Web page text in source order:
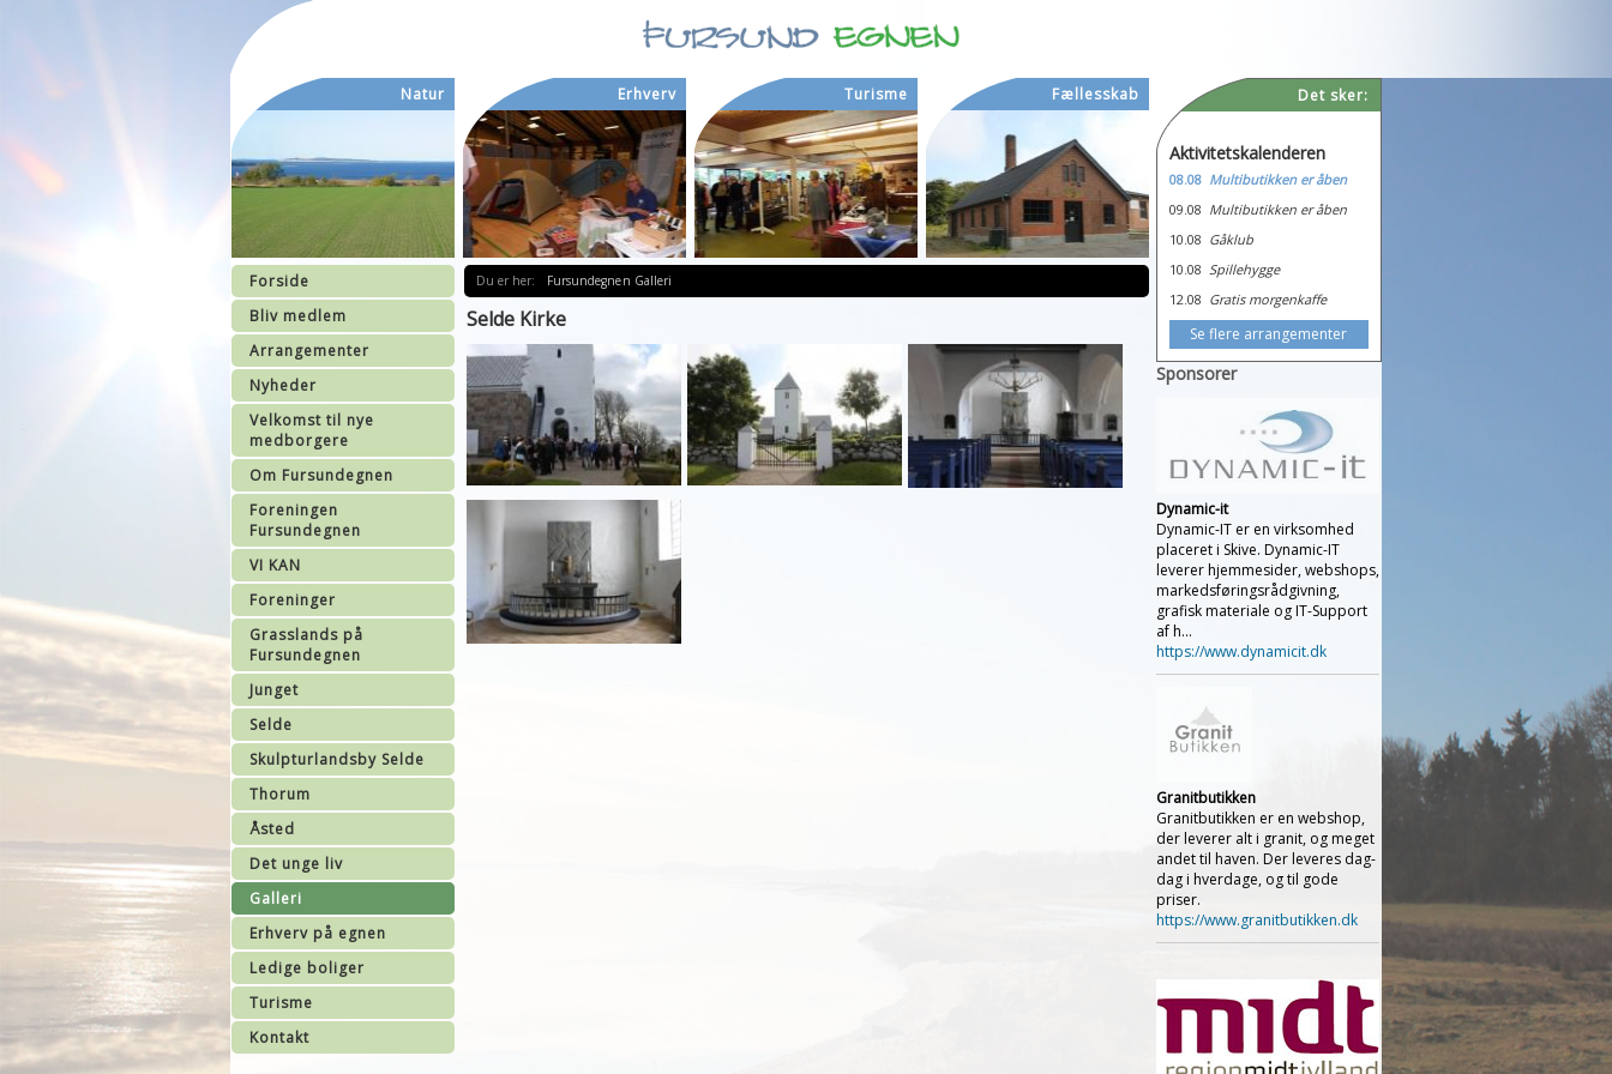
Selde Kirke
Forside
Bliv medlem
Arrangementer
Nyheder
Velkomst til nye
medborgere
Om Fursundegnen
Foreningen
Fursundegnen
VI KAN
Foreninger
Grasslands på
Fursundegnen
Junget
Selde
Skulpturlandsby Selde
Thorum
Åsted
Det unge liv
Galleri
Erhverv på egnen
Ledige boliger
Turisme
Kontakt
Du er her: Fursundegnen Galleri
Det sker:
Aktivitetskalenderen
08.08 Multibutikken er åben
09.08 Multibutikken er åben
10.08 Gåklub
10.08 Spillehygge
12.08 Gratis morgenkaffe
Se flere arrangementer
Sponsorer
Dynamic-it
Dynamic-IT er en virksomhed
placeret i Skive. Dynamic-IT
leverer hjemmesider, webshops,
markedsføringsrådgivning,
grafisk materiale og IT-Support
af h...
https://www.dynamicit.dk
Granitbutikken
Granitbutikken er en webshop,
der leverer alt i granit, og meget
andet til haven. Der leveres dag-
dag i hverdage, og til gode
priser.
https://www.granitbutikken.dk
Natur Erhverv Turisme Fællesskab